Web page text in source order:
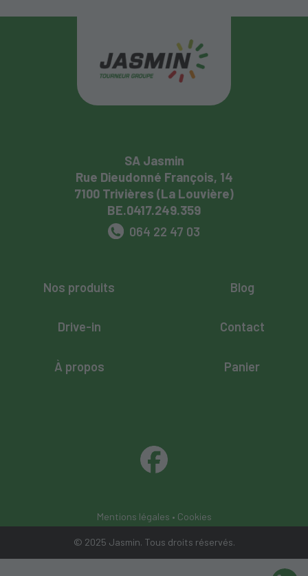
SA Jasmin
Rue Dieudonné François, 14
7100 Trivières (La Louvière)
BE.0417.249.359
064 22 47 03
Nos produits
Drive-in
À propos
Blog
Contact
Panier
Mentions légales • Cookies
© 2025 Jasmin. Tous droits réservés.